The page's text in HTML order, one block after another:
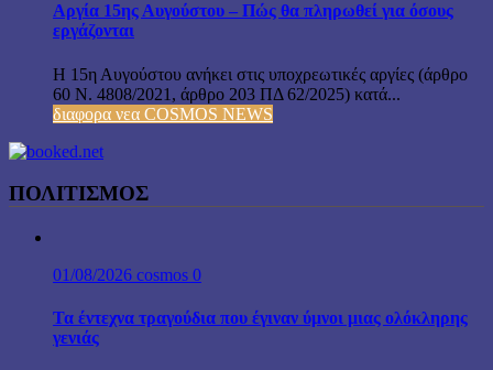
Αργία 15ης Αυγούστου – Πώς θα πληρωθεί για όσους
εργάζονται
Η 15η Αυγούστου ανήκει στις υποχρεωτικές αργίες (άρθρο
60 Ν. 4808/2021, άρθρο 203 ΠΔ 62/2025) κατά...
διαφορα νεα COSMOS NEWS
ΠΟΛΙΤΙΣΜΟΣ
01/08/2026 cosmos 0
Τα έντεχνα τραγούδια που έγιναν ύμνοι μιας ολόκληρης
γενιάς